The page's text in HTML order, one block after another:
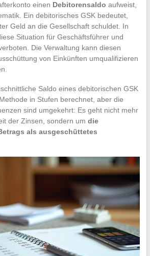
einen Debitorensaldo aufweist,
Ein debitorisches GSK bedeutet,
Geld an die Gesellschaft schuldet. In
Situation für Geschäftsführer und
Die Verwaltung kann diesen
von Einkünften umqualifizieren
Saldo eines debitorischen GSK
in Stufen berechnet, aber die
sind umgekehrt: Es geht nicht mehr
der Zinsen, sondern um die
als ausgeschüttetes